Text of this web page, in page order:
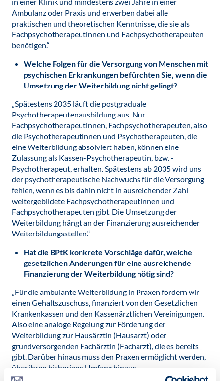
Ambulanz oder Praxis und erwerben dabei alle
praktischen und theoretischen Kenntnisse, die sie als
Fachpsychotherapeutinnen und Fachpsychotherapeuten
benötigen.“
Welche Folgen für die Versorgung von Menschen mit
psychischen Erkrankungen befürchten Sie, wenn die
Umsetzung der Weiterbildung nicht gelingt?
„Spätestens 2035 läuft die postgraduale
Psychotherapeutenausbildung aus. Nur
Fachpsychotherapeutinnen, Fachpsychotherapeuten, also
die Psychotherapeutinnen und Psychotherapeuten, die
eine Weiterbildung absolviert haben, können eine
Zulassung als Kassen-Psychotherapeutin, bzw. -
Psychotherapeut, erhalten. Spätestens ab 2035 wird uns
der psychotherapeutische Nachwuchs für die Versorgung
fehlen, wenn es bis dahin nicht in ausreichender Zahl
weitergebildete Fachpsychotherapeutinnen und
Fachpsychotherapeuten gibt. Die Umsetzung der
Weiterbildung hängt an der Finanzierung ausreichender
Weiterbildungsstellen.“
Hat die BPtK konkrete Vorschläge dafür, welche
gesetzlichen Änderungen für eine ausreichende
Finanzierung der Weiterbildung nötig sind?
„Für die ambulante Weiterbildung in Praxen fordern wir
einen Gehaltszuschuss, finanziert von den Gesetzlichen
Krankenkassen und den Kassenärztlichen Vereinigungen.
Also eine analoge Regelung zur Förderung der
Weiterbildung zur Hausärztin (Hausarzt) oder
grundversorgenden Fachärztin (Facharzt), die es bereits
gibt. Darüber hinaus muss den Praxen ermöglicht werden,
über ihren bisherigen Umfang hinaus
Patientenbehandlungen durch Psychotherapeutinnen